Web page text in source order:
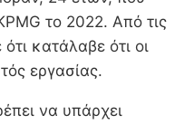
το 2022. Από τις
κατάλαβε ότι οι
εργασίας.
να υπάρχει